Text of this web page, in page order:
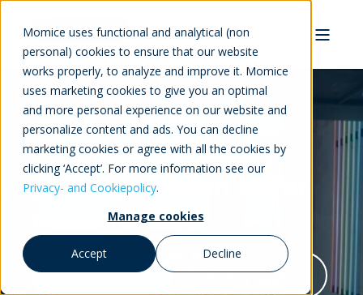
Momice uses functional and analytical (non
personal) cookies to ensure that our website
works properly, to analyze and improve it. Momice
uses marketing cookies to give you an optimal
and more personal experience on our website and
personalize content and ads. You can decline
marketing cookies or agree with all the cookies by
clicking ‘Accept’. For more information see our
Privacy- and Cookiepolicy.
Manage cookies
Accept Decline
Online & hybride
eventsworden beter
met Momice
Neem contact op Probeer gratis uit